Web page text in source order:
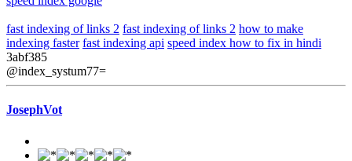
fast indexing of links 2 fast indexing of links 2 how to make
indexing faster fast indexing api speed index how to fix in hindi
3abf385
@index_systum77=
JosephVot